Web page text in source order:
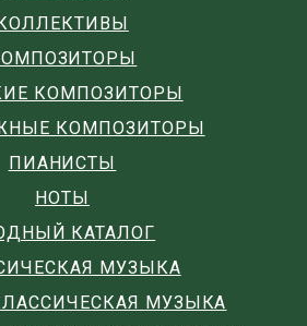
КОМПОЗИТОРЫ
КОМПОЗИТОРЫ
ПИАНИСТЫ
НОТЫ
КАТАЛОГ
МУЗЫКА
МУЗЫКА